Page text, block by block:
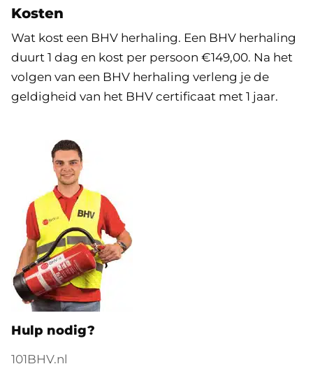
Kosten
Wat kost een BHV herhaling. Een BHV herhaling
duurt 1 dag en kost per persoon €149,00. Na het
volgen van een BHV herhaling verleng je de
geldigheid van het BHV certificaat met 1 jaar.
Hulp nodig?
101BHV.nl